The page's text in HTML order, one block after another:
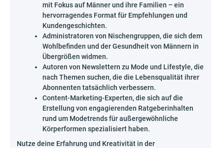
mit Fokus auf Männer und ihre Familien – ein
hervorragendes Format für Empfehlungen und
Kundengeschichten.
Administratoren von Nischengruppen, die sich dem
Wohlbefinden und der Gesundheit von Männern in
Übergrößen widmen.
Autoren von Newslettern zu Mode und Lifestyle, die
nach Themen suchen, die die Lebensqualität ihrer
Abonnenten tatsächlich verbessern.
Content-Marketing-Experten, die sich auf die
Erstellung von engagierenden Ratgeberinhalten
rund um Modetrends für außergewöhnliche
Körperformen spezialisiert haben.
Nutze deine Erfahrung und Kreativität in der